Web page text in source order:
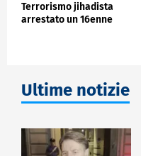
Terrorismo jihadista
arrestato un 16enne
Ultime notizie